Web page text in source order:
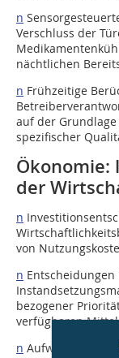
n
Verschluss der
nächtlichen
n Frühzeitige
auf der
spezifischer
Ökonomie:
der
n
von
n
bezogener
verfügbaren
n